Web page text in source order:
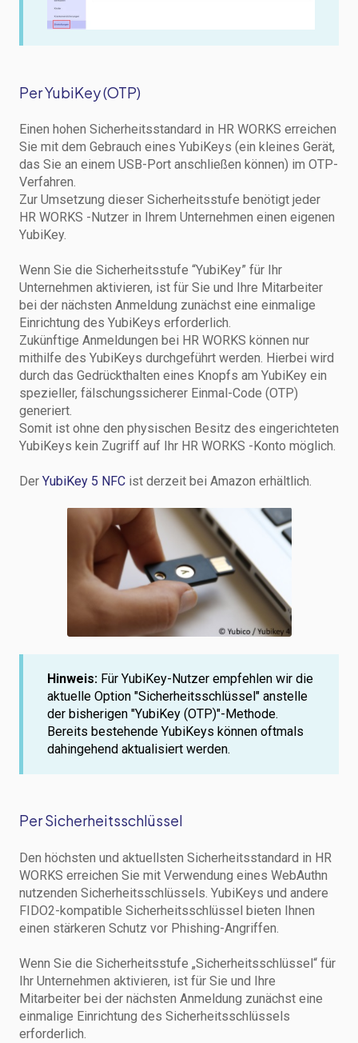
Per YubiKey (OTP)
Einen hohen Sicherheitsstandard in HR WORKS erreichen
Sie mit dem Gebrauch eines YubiKeys (ein kleines Gerät,
das Sie an einem USB-Port anschließen können) im OTP-
Verfahren.
Zur Umsetzung dieser Sicherheitsstufe benötigt jeder
HR WORKS -Nutzer in Ihrem Unternehmen einen eigenen
YubiKey.
Wenn Sie die Sicherheitsstufe “YubiKey” für Ihr
Unternehmen aktivieren, ist für Sie und Ihre Mitarbeiter
bei der nächsten Anmeldung zunächst eine einmalige
Einrichtung des YubiKeys erforderlich.
Zukünftige Anmeldungen bei HR WORKS können nur
mithilfe des YubiKeys durchgeführt werden. Hierbei wird
durch das Gedrückthalten eines Knopfs am YubiKey ein
spezieller, fälschungssicherer Einmal-Code (OTP)
generiert.
Somit ist ohne den physischen Besitz des eingerichteten
YubiKeys kein Zugriff auf Ihr HR WORKS -Konto möglich.
Der YubiKey 5 NFC ist derzeit bei Amazon erhältlich.
Hinweis: Für YubiKey-Nutzer empfehlen wir die
aktuelle Option "Sicherheitsschlüssel" anstelle
der bisherigen "YubiKey (OTP)"-Methode.
Bereits bestehende YubiKeys können oftmals
dahingehend aktualisiert werden.
Per Sicherheitsschlüssel
Den höchsten und aktuellsten Sicherheitsstandard in HR
WORKS erreichen Sie mit Verwendung eines WebAuthn
nutzenden Sicherheitsschlüssels. YubiKeys und andere
FIDO2-kompatible Sicherheitsschlüssel bieten Ihnen
einen stärkeren Schutz vor Phishing-Angriffen.
Wenn Sie die Sicherheitsstufe „Sicherheitsschlüssel“ für
Ihr Unternehmen aktivieren, ist für Sie und Ihre
Mitarbeiter bei der nächsten Anmeldung zunächst eine
einmalige Einrichtung des Sicherheitsschlüssels
erforderlich.